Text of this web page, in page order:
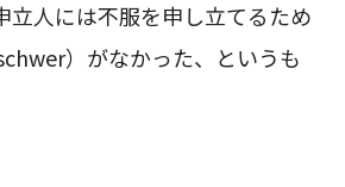
立人には不服を申し立てるため
）がなかった、というも